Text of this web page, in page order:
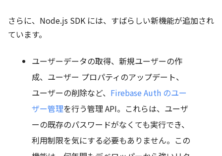
さらに、Node.js SDK には、すばらしい新機能が追加され
ています。
ユーザーデータの取得、新規ユーザーの作
成、ユーザー プロパティのアップデート、
ユーザーの削除など、 Firebase Auth のユー
ザー管理を行う管理 API。これらは、ユーザ
ーの既存のパスワードがなくても実行でき、
利用制限を気にする必要もありません。この